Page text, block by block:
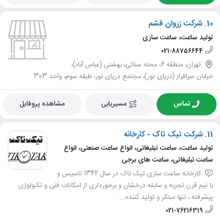
10. شرکت زروان قشم
تولید ساعت، ساعت سازی
021-88756644
تهران، منطقه 6، محله سنائی، بهشتی (عباس آباد)،
خیابان سرافراز (دریای نور)، مجتمع دریای نور، طبقه سوم، واحد 303
تماس مسیریابی مشاهده پروفایل
11. شرکت تیک تاک - کارخانه
تولید ساعت، ساعت تبلیغاتی، انواع ساعت صنعتی، انواع
ساعت تبلیغاتی، ساعت های برجی
کارخانه ساعت سازی تیک تاک در سال 1342 تاسیس و
با نیم قرن تجربه و سابقه درخشان و برخورداری از امکانات فنی و تکنولوژی
پیشرفته ، تنها مبتکر و تولید کننده...
021-76216319